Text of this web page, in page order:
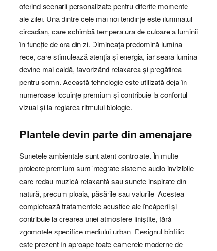
oferind scenarii personalizate pentru diferite momente
ale zilei. Una dintre cele mai noi tendințe este iluminatul
circadian, care schimbă temperatura de culoare a luminii
în funcție de ora din zi. Dimineața predomină lumina
rece, care stimulează atenția și energia, iar seara lumina
devine mai caldă, favorizând relaxarea și pregătirea
pentru somn. Această tehnologie este utilizată deja în
numeroase locuințe premium și contribuie la confortul
vizual și la reglarea ritmului biologic.
Plantele devin parte din amenajare
Sunetele ambientale sunt atent controlate. În multe
proiecte premium sunt integrate sisteme audio invizibile
care redau muzică relaxantă sau sunete inspirate din
natură, precum ploaia, păsările sau valurile. Acestea
completează tratamentele acustice ale încăperii și
contribuie la crearea unei atmosfere liniștite, fără
zgomotele specifice mediului urban. Designul biofilic
este prezent în aproape toate camerele moderne de